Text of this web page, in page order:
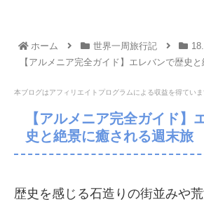
ホーム 世界一周旅行記
【アルメニア完全ガイド】エレバンで歴史
本ブログはアフィリエイトプログラムによる収益を得ていま
【アルメニア完全ガイド】
史と絶景に癒される週末旅
歴史を感じる石造りの街並みや荒